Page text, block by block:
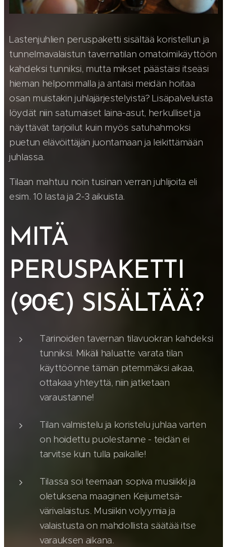
Lastenjuhlien peruspaketti sisältää koristellun ja
tunnelmavalaistun tavernatilan omatoimikäyttöön
kahdeksi tunniksi, mutta mikset päästäisi itseäsi
hieman helpommalla ja antaisi meidän hoitaa
osan muistakin juhlajärjestelyistä? Lisäpalveluista
löydät niin satumaiset laina-asut, herkulliset ja
näyttävät tarjoilut kuin myös satuhahmoksi
puetun elävöittäjän juontamaan ja leikittämään
juhlassa.
Tilaan mahtuu noin tusinan verran juhlijoita eli
esim. 10 lasta ja 2-3 aikuista.
MITÄ
PERUSPAKETTI
(90€) SISÄLTÄÄ?
Tarinoiden tavernan tilavuokran kahdeksi
tunniksi. Mikäli haluatte varata tilan
käyttöönne tämän pitemmäksi aikaa,
ottakaa yhteyttä, niin jatketaan
varaustanne!
Tilan valmistelu ja koristelu juhlaa varten
on hoidettu puolestanne - teidän ei
tarvitse kuin tulla paikalle!
Tilassa soi teemaan sopiva musiikki ja
oletuksena maaginen Keijumetsä-
värivalaistus. Musiikin volyymia ja
valaistusta on mahdollista säätää itse
varauksen aikana.